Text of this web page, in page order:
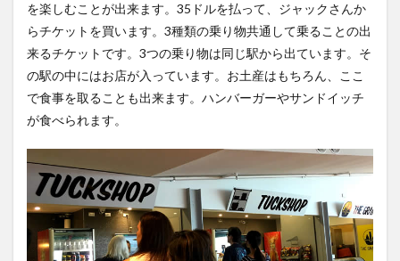
を楽しむことが出来ます。35ドルを払って、ジャックさんか
らチケットを買います。3種類の乗り物共通して乗ることの出
来るチケットです。3つの乗り物は同じ駅から出ています。そ
の駅の中にはお店が入っています。お土産はもちろん、ここ
で食事を取ることも出来ます。ハンバーガーやサンドイッチ
が食べられます。